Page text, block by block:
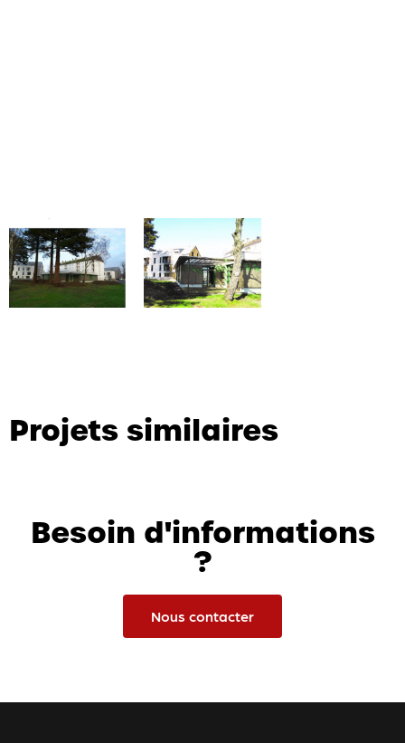
Projets similaires
Besoin d'informations
?
Nous contacter